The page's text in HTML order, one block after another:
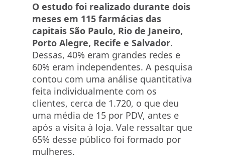
O estudo foi realizado durante dois
meses em 115 farmácias das
capitais São Paulo, Rio de Janeiro,
Porto Alegre, Recife e Salvador.
Dessas, 40% eram grandes redes e
60% eram independentes. A pesquisa
contou com uma análise quantitativa
feita individualmente com os
clientes, cerca de 1.720, o que deu
uma média de 15 por PDV, antes e
após a visita à loja. Vale ressaltar que
65% desse público foi formado por
mulheres.